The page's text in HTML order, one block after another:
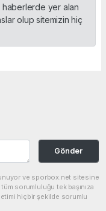
haberlerde yer alan
olup sitemizin hiç
Gönder
ve sporbox.net sitesine
sorumluluğu tek başınıza
hiçbir şekilde sorumlu